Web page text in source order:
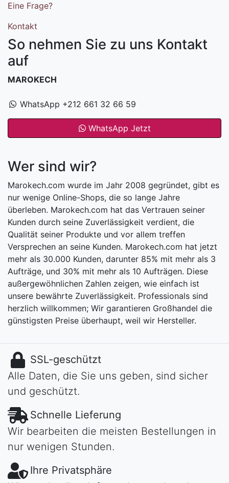
Eine Frage?
Kontakt
So nehmen Sie zu uns Kontakt
auf
MAROKECH
WhatsApp +212 661 32 66 59
WhatsApp Jetzt
Wer sind wir?
Marokech.com wurde im Jahr 2008 gegründet, gibt es
nur wenige Online-Shops, die so lange Jahre
überleben. Marokech.com hat das Vertrauen seiner
Kunden durch seine Zuverlässigkeit verdient, die
Qualität seiner Produkte und vor allem treffen
Versprechen an seine Kunden. Marokech.com hat jetzt
mehr als 30.000 Kunden, darunter 85% mit mehr als 3
Aufträge, und 30% mit mehr als 10 Aufträgen. Diese
außergewöhnlichen Zahlen zeigen, wie einfach ist
unsere bewährte Zuverlässigkeit. Professionals sind
herzlich willkommen; Wir garantieren Großhandel die
günstigsten Preise überhaupt, weil wir Hersteller.
SSL-geschützt
Alle Daten, die Sie uns geben, sind sicher
und geschützt.
Schnelle Lieferung
Wir bearbeiten die meisten Bestellungen in
nur wenigen Stunden.
Ihre Privatsphäre